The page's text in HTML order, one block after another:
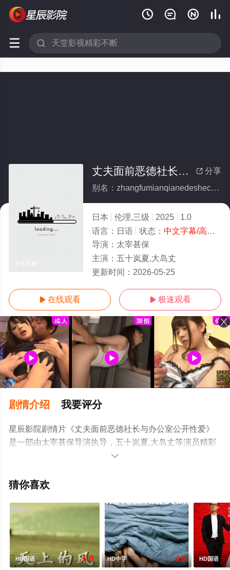
   
 
 分享
丈夫面前恶德社长与办公室公开性爱
别名：zhangfumianqianedeshechangyubangongshigongkaixingai
日本 伦理,三级 2025
1.0
语言： 日语 状态： 中文字幕/高清
导演： 太宰甚保
主演： 五十岚夏,大岛丈
更新时间： 2026-05-25
 在线观看  极速观看
剧情介绍 我要评分
星辰影院剧情片《丈夫面前恶德社长与办公室公开性爱》
是一部由太宰甚保导演执导，五十岚夏,大岛丈等演员精彩
演绎的日本电影，手机免费观看高清无删减完整版电影大
视猫或剧情网等平台了解。

猜你喜欢
HD国语 5.0 HD中字 4.0 HD国语